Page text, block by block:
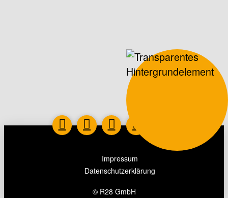
© R28 GmbH
Impressum
Datenschutzerklärung